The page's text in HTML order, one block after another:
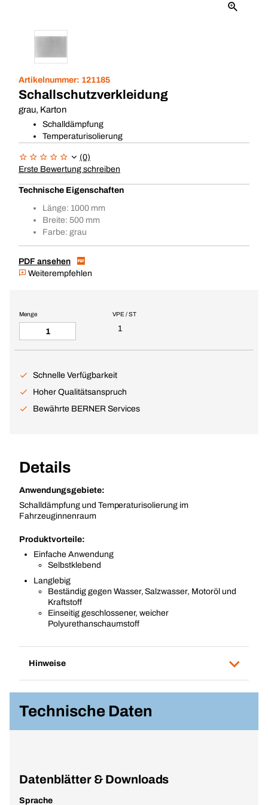
Artikelnummer: 121185
Schallschutzverkleidung
grau, Karton
Schalldämpfung
Temperaturisolierung
(0)
Erste Bewertung schreiben
Technische Eigenschaften
Länge: 1000 mm
Breite: 500 mm
Farbe: grau
PDF ansehen
Weiterempfehlen
VPE / ST
1
Menge
Schnelle Verfügbarkeit
Hoher Qualitätsanspruch
Bewährte BERNER Services
Details
Anwendungsgebiete:
Schalldämpfung und Temperaturisolierung im
Fahrzeuginnenraum
Produktvorteile:
Einfache Anwendung
Selbstklebend
Langlebig
Beständig gegen Wasser, Salzwasser, Motoröl und
Kraftstoff
Einseitig geschlossener, weicher
Polyurethanschaumstoff
Hinweise
Technische Daten
Datenblätter & Downloads
Sprache